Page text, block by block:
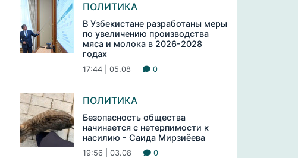
ПОЛИТИКА
В Узбекистане разработаны меры
по увеличению производства
мяса и молока в 2026-2028
годах
17:44 | 05.08 0
ПОЛИТИКА
Безопасность общества
начинается с нетерпимости к
насилию - Саида Мирзиёева
19:56 | 03.08 0